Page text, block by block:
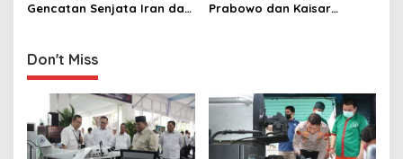
n
Gencatan Senjata Iran dan
Prabowo dan Kaisar
Don't Miss